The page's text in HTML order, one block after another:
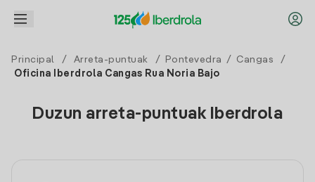
Principal / Arreta-puntuak / Pontevedra / Cangas
/
Oficina Iberdrola Cangas Rua Noria Bajo
Duzun arreta-puntuak Iberdrola